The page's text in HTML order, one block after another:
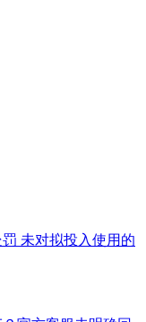
未对拟投入使用的